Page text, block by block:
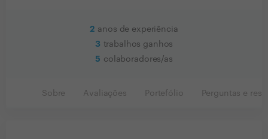
2 anos de experiência
3 trabalhos ganhos
5 colaboradores/as
Sobre Avaliações Portefólio Perguntas e